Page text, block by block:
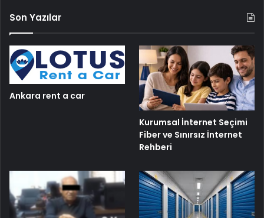
Son Yazılar
Ankara rent a car
Kurumsal İnternet Seçimi
Fiber ve Sınırsız İnternet
Rehberi